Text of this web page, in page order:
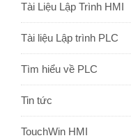
Tài Liệu Lập Trình HMI
Tài liệu Lập trình PLC
Tìm hiểu về PLC
Tin tức
TouchWin HMI